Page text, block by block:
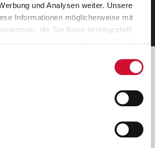
und Analysen weiter. Unsere
Informationen möglicherweise mit
die Sie ihnen bereitgestellt
zulassen“ klicken, so stimmen
sämtlicher Cookies zu. Sie können
selbstverständlich jederzeit widerrufen,
Einstellungen aufrufen und diese
E-Mail-Adresse eintragen
des AWO Bezirksverbandes Unterfranken